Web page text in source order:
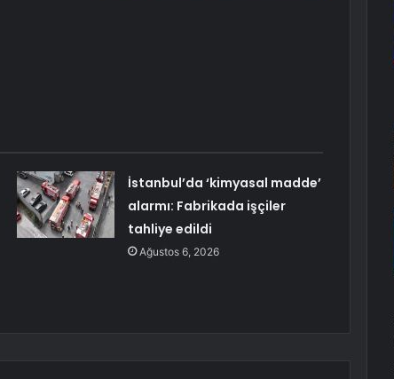
İstanbul’da ‘kimyasal madde’
alarmı: Fabrikada işçiler
tahliye edildi
Ağustos 6, 2026